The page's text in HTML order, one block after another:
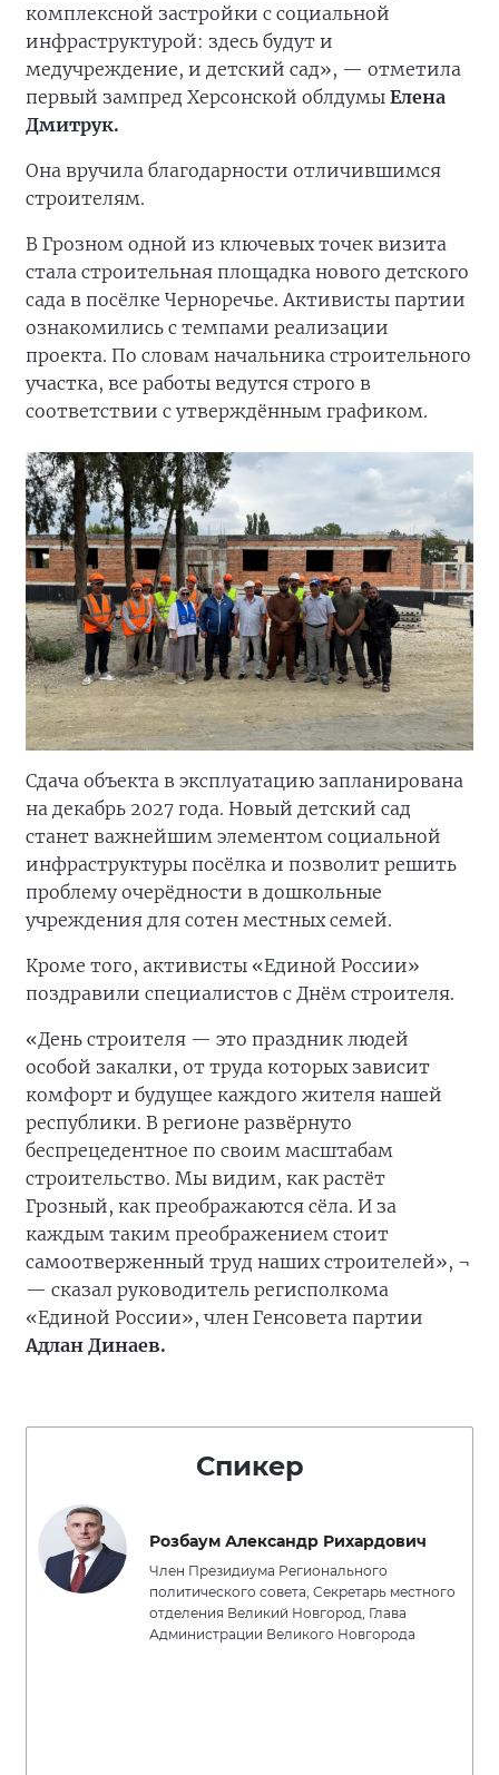
комплексной застройки с социальной
инфраструктурой: здесь будут и
медучреждение, и детский сад», — отметила
первый зампред Херсонской облдумы Елена
Дмитрук.
Она вручила благодарности отличившимся
строителям.
В Грозном одной из ключевых точек визита
стала строительная площадка нового детского
сада в посёлке Черноречье. Активисты партии
ознакомились с темпами реализации
проекта. По словам начальника строительного
участка, все работы ведутся строго в
соответствии с утверждённым графиком.
Сдача объекта в эксплуатацию запланирована
на декабрь 2027 года. Новый детский сад
станет важнейшим элементом социальной
инфраструктуры посёлка и позволит решить
проблему очерёдности в дошкольные
учреждения для сотен местных семей.
Кроме того, активисты «Единой России»
поздравили специалистов с Днём строителя.
«День строителя — это праздник людей
особой закалки, от труда которых зависит
комфорт и будущее каждого жителя нашей
республики. В регионе развёрнуто
беспрецедентное по своим масштабам
строительство. Мы видим, как растёт
Грозный, как преображаются сёла. И за
каждым таким преображением стоит
самоотверженный труд наших строителей», ¬
— сказал руководитель регисполкома
«Единой России», член Генсовета партии
Адлан Динаев.
Спикер
Розбаум Александр Рихардович
Член Президиума Регионального
политического совета, Секретарь местного
отделения Великий Новгород, Глава
Администрации Великого Новгорода